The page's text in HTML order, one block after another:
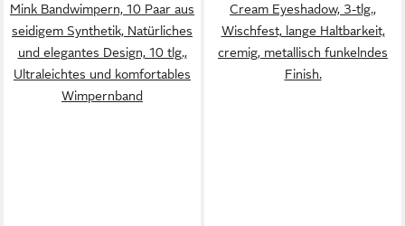
Mink Bandwimpern, 10 Paar aus
seidigem Synthetik, Natürliches
und elegantes Design, 10 tlg.,
Ultraleichtes und komfortables
Wimpernband
Cream Eyeshadow, 3-tlg.,
Wischfest, lange Haltbarkeit,
cremig, metallisch funkelndes
Finish.